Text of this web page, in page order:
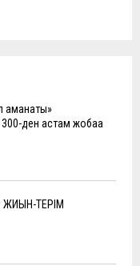
аманаты»
ден астам жобаға
ТЕРІМ